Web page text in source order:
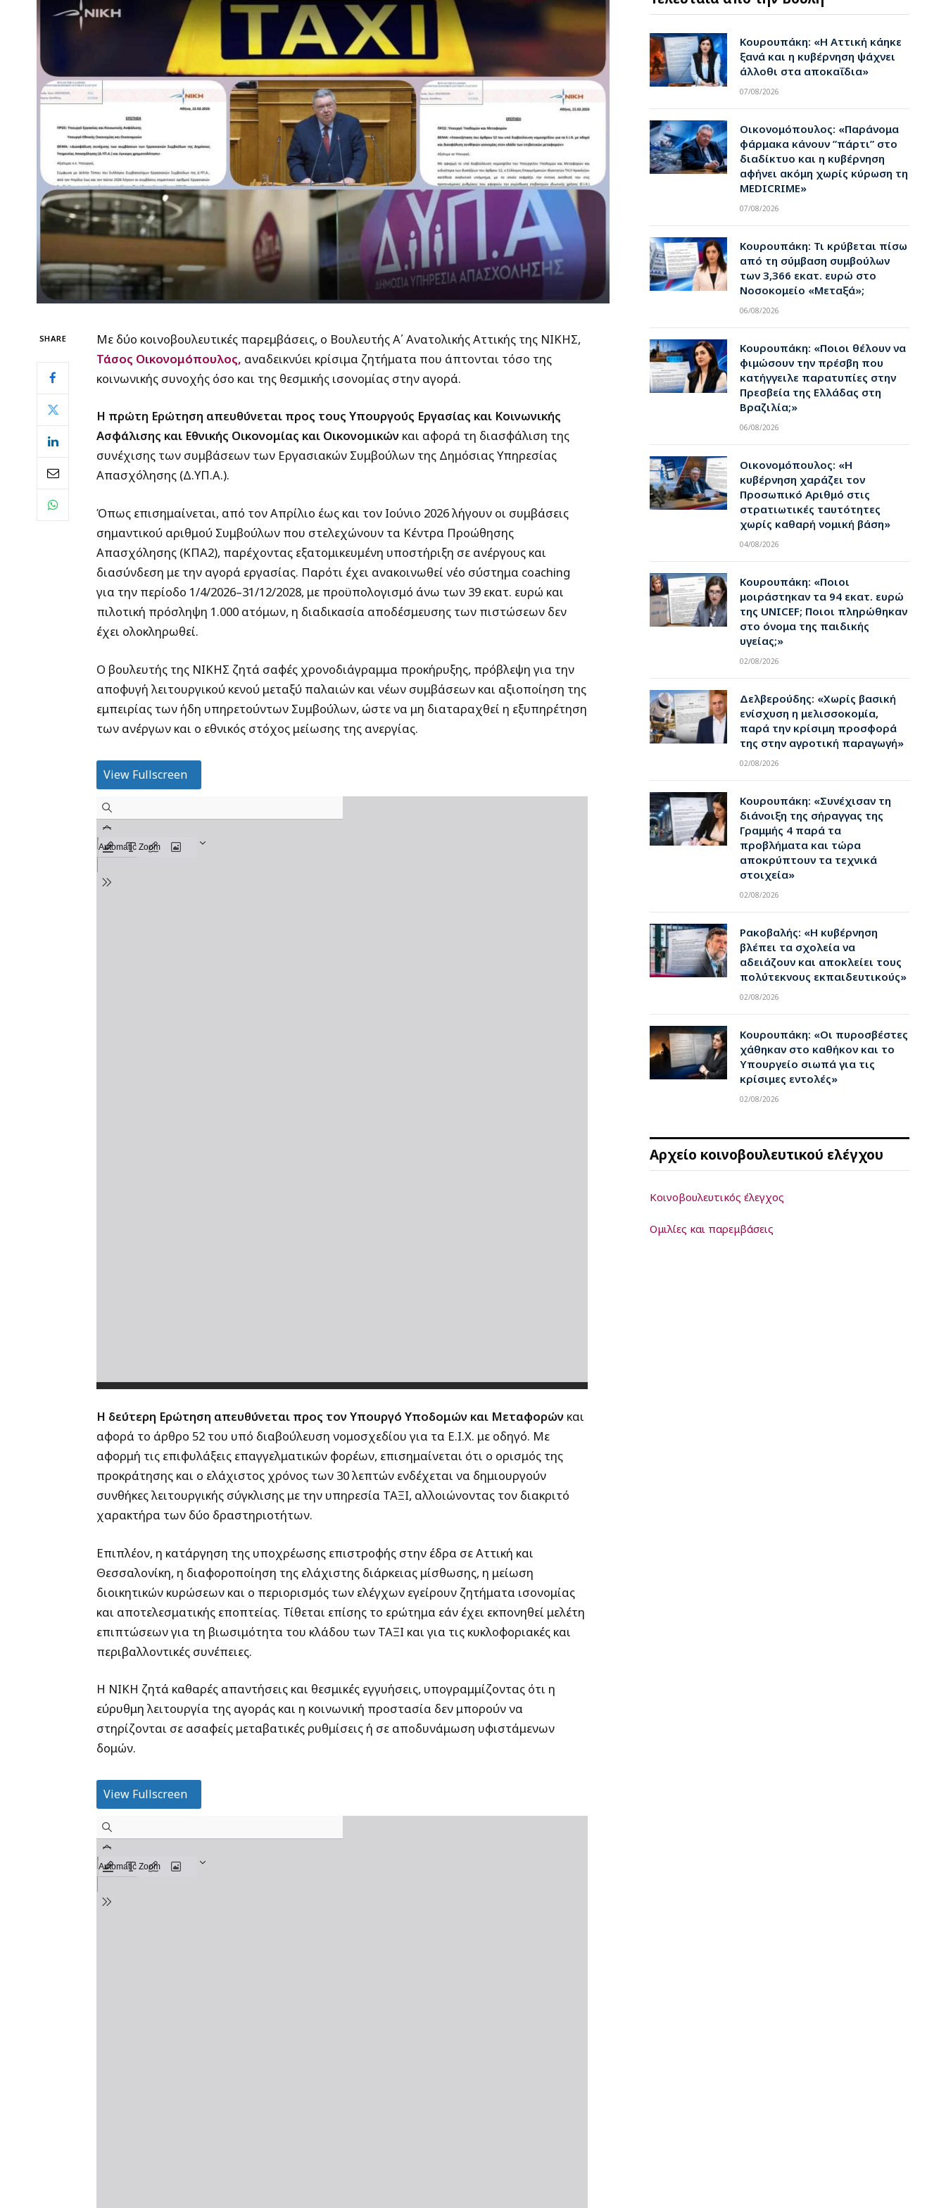
SHARE
Με δύο κοινοβουλευτικές παρεμβάσεις, ο Βουλευτής Α΄ Ανατολικής Αττικής της ΝΙΚΗΣ,
Τάσος Οικονομόπουλος, αναδεικνύει κρίσιμα ζητήματα που άπτονται τόσο της
κοινωνικής συνοχής όσο και της θεσμικής ισονομίας στην αγορά.
Η πρώτη Ερώτηση απευθύνεται προς τους Υπουργούς Εργασίας και Κοινωνικής
Ασφάλισης και Εθνικής Οικονομίας και Οικονομικώνκαι αφορά τη διασφάλιση της
συνέχισης των συμβάσεων των Εργασιακών Συμβούλων της Δημόσιας Υπηρεσίας
Απασχόλησης (Δ.ΥΠ.Α.).
Όπως επισημαίνεται, από τον Απρίλιο έως και τον Ιούνιο 2026 λήγουν οι συμβάσεις
σημαντικού αριθμού Συμβούλων που στελεχώνουν τα Κέντρα Προώθησης
Απασχόλησης (ΚΠΑ2), παρέχοντας εξατομικευμένη υποστήριξη σε ανέργους και
διασύνδεση με την αγορά εργασίας. Παρότι έχει ανακοινωθεί νέο σύστημα coaching
για την περίοδο 1/4/2026–31/12/2028, με προϋπολογισμό άνω των 39 εκατ. ευρώ και
πιλοτική πρόσληψη 1.000 ατόμων, η διαδικασία αποδέσμευσης των πιστώσεων δεν
έχει ολοκληρωθεί.
Ο βουλευτής της ΝΙΚΗΣ ζητά σαφές χρονοδιάγραμμα προκήρυξης, πρόβλεψη για την
αποφυγή λειτουργικού κενού μεταξύ παλαιών και νέων συμβάσεων και αξιοποίηση της
εμπειρίας των ήδη υπηρετούντων Συμβούλων, ώστε να μη διαταραχθεί η εξυπηρέτηση
των ανέργων και ο εθνικός στόχος μείωσης της ανεργίας.
View Fullscreen
Η δεύτερη Ερώτηση απευθύνεται προς τον Υπουργό Υποδομών και Μεταφορώνκαι
αφορά το άρθρο 52 του υπό διαβούλευση νομοσχεδίου για τα Ε.Ι.Χ. με οδηγό. Με
αφορμή τις επιφυλάξεις επαγγελματικών φορέων, επισημαίνεται ότι ο ορισμός της
προκράτησης και ο ελάχιστος χρόνος των 30 λεπτών ενδέχεται να δημιουργούν
συνθήκες λειτουργικής σύγκλισης με την υπηρεσία ΤΑΞΙ, αλλοιώνοντας τον διακριτό
χαρακτήρα των δύο δραστηριοτήτων.
Επιπλέον, η κατάργηση της υποχρέωσης επιστροφής στην έδρα σε Αττική και
Θεσσαλονίκη, η διαφοροποίηση της ελάχιστης διάρκειας μίσθωσης, η μείωση
διοικητικών κυρώσεων και ο περιορισμός των ελέγχων εγείρουν ζητήματα ισονομίας
και αποτελεσματικής εποπτείας. Τίθεται επίσης το ερώτημα εάν έχει εκπονηθεί μελέτη
επιπτώσεων για τη βιωσιμότητα του κλάδου των ΤΑΞΙ και για τις κυκλοφοριακές και
περιβαλλοντικές συνέπειες.
Η ΝΙΚΗ ζητά καθαρές απαντήσεις και θεσμικές εγγυήσεις, υπογραμμίζοντας ότι η
εύρυθμη λειτουργία της αγοράς και η κοινωνική προστασία δεν μπορούν να
στηρίζονται σε ασαφείς μεταβατικές ρυθμίσεις ή σε αποδυνάμωση υφιστάμενων
δομών.
View Fullscreen
Κουρουπάκη: «Η Αττική κάηκε
ξανά και η κυβέρνηση ψάχνει
άλλοθι στα αποκαΐδια»
07/08/2026
Οικονομόπουλος: «Παράνομα
φάρμακα κάνουν ”πάρτι” στο
διαδίκτυο και η κυβέρνηση
αφήνει ακόμη χωρίς κύρωση τη
MEDICRIME»
07/08/2026
Κουρουπάκη: Τι κρύβεται πίσω
από τη σύμβαση συμβούλων
των 3,366 εκατ. ευρώ στο
Νοσοκομείο «Μεταξά»;
06/08/2026
Κουρουπάκη: «Ποιοι θέλουν να
φιμώσουν την πρέσβη που
κατήγγειλε παρατυπίες στην
Πρεσβεία της Ελλάδας στη
Βραζιλία;»
06/08/2026
Οικονομόπουλος: «Η
κυβέρνηση χαράζει τον
Προσωπικό Αριθμό στις
στρατιωτικές ταυτότητες
χωρίς καθαρή νομική βάση»
04/08/2026
Κουρουπάκη: «Ποιοι
μοιράστηκαν τα 94 εκατ. ευρώ
της UNICEF; Ποιοι πληρώθηκαν
στο όνομα της παιδικής
υγείας;»
02/08/2026
Δελβερούδης: «Χωρίς βασική
ενίσχυση η μελισσοκομία,
παρά την κρίσιμη προσφορά
της στην αγροτική παραγωγή»
02/08/2026
Κουρουπάκη: «Συνέχισαν τη
διάνοιξη της σήραγγας της
Γραμμής 4 παρά τα
προβλήματα και τώρα
αποκρύπτουν τα τεχνικά
στοιχεία»
02/08/2026
Ρακοβαλής: «Η κυβέρνηση
βλέπει τα σχολεία να
αδειάζουν και αποκλείει τους
πολύτεκνους εκπαιδευτικούς»
02/08/2026
Κουρουπάκη: «Οι πυροσβέστες
χάθηκαν στο καθήκον και το
Υπουργείο σιωπά για τις
κρίσιμες εντολές»
02/08/2026
Αρχείο κοινοβουλευτικού ελέγχου
Κοινοβουλευτικός έλεγχος
Ομιλίες και παρεμβάσεις